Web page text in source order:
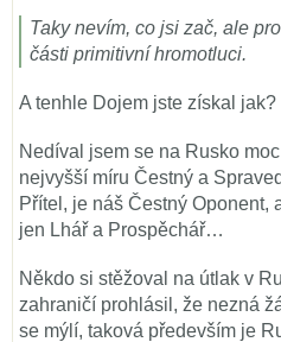
Taky nevím, co jsi zač, ale
části primitivní hromotluci.
A tenhle Dojem jste získal jak?
Nedíval jsem se na Rusko
nejvyšší míru Čestný a
Přítel, je náš Čestný
jen Lhář a Prospěchář…
Někdo si stěžoval na útlak v
zahraničí prohlásil, že nezná
se mýlí, taková především je